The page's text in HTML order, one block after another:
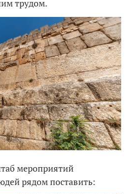
трудом.
мероприятий
рядом поставить: